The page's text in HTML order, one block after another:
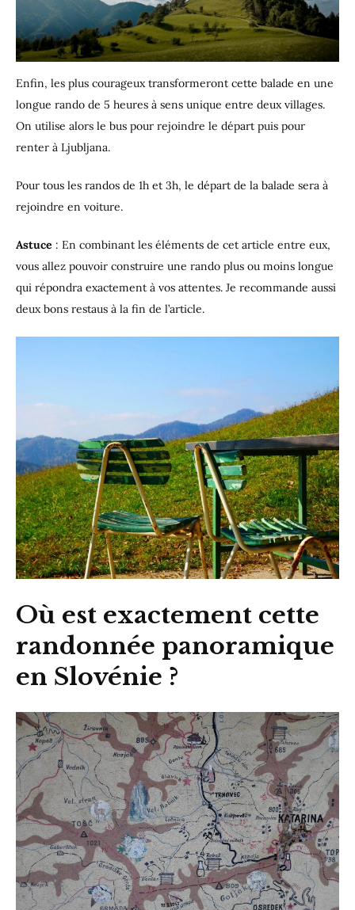
Enfin, les plus courageux transformeront cette balade en une
longue rando de 5 heures à sens unique entre deux villages.
On utilise alors le bus pour rejoindre le départ puis pour
renter à Ljubljana.
Pour tous les randos de 1h et 3h, le départ de la balade sera à
rejoindre en voiture.
Astuce : En combinant les éléments de cet article entre eux,
vous allez pouvoir construire une rando plus ou moins longue
qui répondra exactement à vos attentes. Je recommande aussi
deux bons restaus à la fin de l’article.
Où est exactement cette
randonnée panoramique
en Slovénie ?